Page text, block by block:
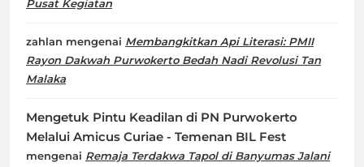
Pusat Kegiatan
zahlan mengenai Membangkitkan Api Literasi: PMII
Rayon Dakwah Purwokerto Bedah Nadi Revolusi Tan
Malaka
Mengetuk Pintu Keadilan di PN Purwokerto
Melalui Amicus Curiae - Temenan BIL Fest
mengenai Remaja Terdakwa Tapol di Banyumas Jalani